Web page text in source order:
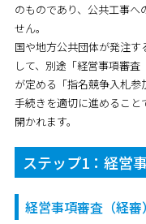
のものであり、公共工事
せん。
国や地方公共団体が発注
して、別途 「経営事項審査
が定める 「指名競争入札参
手続きを適切に進めるこ
開かれます。
ステップ1：経営
経営事項審査（経審